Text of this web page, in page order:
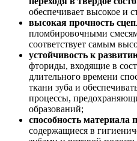
обеспечивает высокое и
высокая прочность
пломбировочными
соответствует самым
устойчивость к
фториды, входящие в
длительного времени
ткани зуба и
процессы,
образований;
способность
содержащиеся в